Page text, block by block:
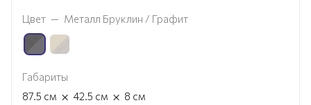
Цвет — Металл Бруклин / Графит
Габариты
87.5 см × 42.5 см × 8 см